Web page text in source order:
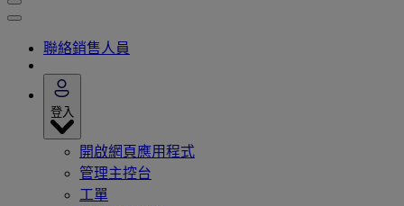
聯絡銷售人員
登入
開啟網頁應用程式
管理主控台
工單